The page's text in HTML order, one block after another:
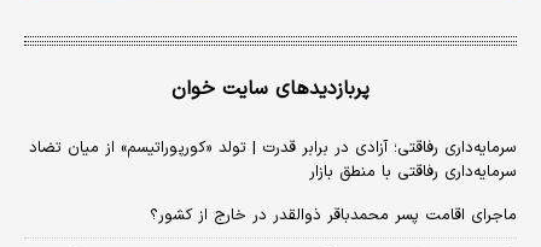
پربازدیدهای سایت خوان
سرمایه‌داری رفاقتی؛ آزادی در برابر قدرت | تولد «کورپوراتیسم» از میان تضاد
سرمایه‌داری رفاقتی با منطق بازار
ماجرای اقامت پسر محمدباقر ذوالقدر در خارج از کشور؟